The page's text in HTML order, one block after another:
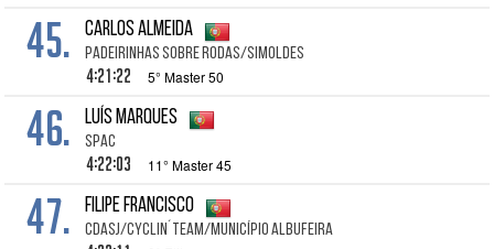
45. Carlos Almeida
Padeirinhas Sobre Rodas/SIMOLDES
4:21:22 5° Master 50
46. Luís Marques
SPAC
4:22:03 11° Master 45
47. Filipe Francisco
CDASJ/Cyclin´Team/Município Albufeira